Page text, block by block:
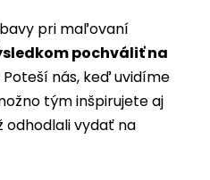
pri maľovaní
pochváliť na
Poteší nás, keď uvidíme
tým inšpirujete aj
odhodlali vydať na